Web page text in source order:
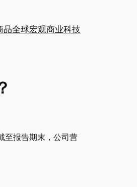
品全球宏观商业科技
至报告期末，公司营